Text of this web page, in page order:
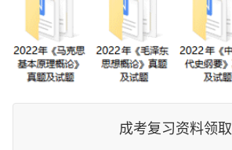
成考复习资料领取